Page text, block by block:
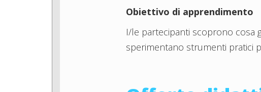
Obiettivo di apprendimento
I/le partecipanti scoprono cosa
sperimentano strumenti pratici